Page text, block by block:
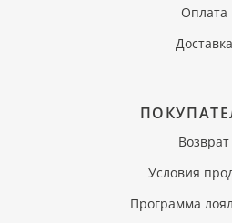
Оплата
Доставка
Возврат
Условия
Программа